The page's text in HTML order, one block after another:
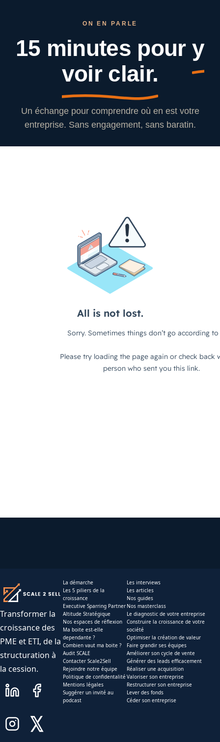
ON EN PARLE
15 minutes pour y
voir clair.
Un échange pour comprendre où en est votre
entreprise. Sans engagement, sans baratin.
Transformer la
croissance des
PME et ETI, de la
structuration à
la cession.
La démarche
Les 5 piliers de la
croissance
Executive Sparring Partner
Altitude Stratégique
Nos espaces de réflexion
Ma boite est-elle
dependante ?
Combien vaut ma boite ?
Audit SCALE
Contacter Scale2Sell
Rejoindre notre équipe
Politique de confidentalité
Mentions légales
Suggérer un invité au
podcast
Les interviews
Les articles
Nos guides
Nos masterclass
Le diagnostic de votre entreprise
Construire la croissance de votre
société
Optimiser la création de valeur
Faire grandir ses équipes
Améliorer son cycle de vente
Générer des leads efficacement
Réaliser une acquisition
Valoriser son entreprise
Restructurer son entreprise
Lever des fonds
Céder son entreprise